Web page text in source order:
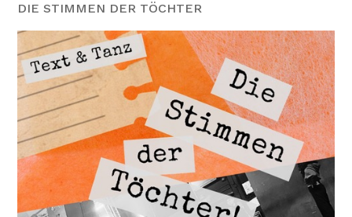
DIE STIMMEN DER TÖCHTER